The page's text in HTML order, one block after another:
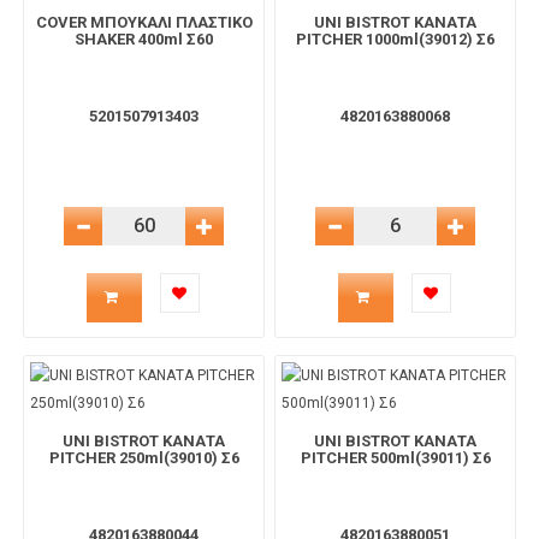
5201507913403
COVER ΜΠΟΥΚΑΛΙ ΠΛΑΣΤΙΚΟ
SHAKER 400ml Σ60
Μείωση Ποσότητας
προϊόντος
το
Αύξηση Ποσότητας
4820163880068
UNI BISTROT ΚΑΝΑΤΑ
PITCHER 1000ml(39012) Σ6
Μείωση Ποσότητας
προϊόντος
το
Αύξηση
4820163880044
UNI BISTROT ΚΑΝΑΤΑ
PITCHER 250ml(39010) Σ6
4820163880051
UNI BISTROT ΚΑΝΑΤΑ
PITCHER 500ml(39011) Σ6